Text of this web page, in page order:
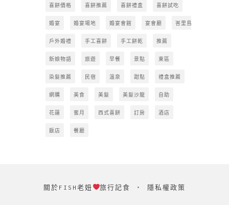
喜餅價格 喜餅推薦 喜餅禮盒 喜餅試吃
婚宴 婚宴場地 婚宴會館 宴會廳 峇里島
戶外婚禮 手工喜餅 手工餅乾 推薦
新娘物語 旅遊 早餐 景點 東區
染髮推薦 民宿 溫泉 甜點 禮盒推薦
網購 美食 美髮 美髮沙龍 自助
花蓮 蜜月 西式喜餅 訂房 酒店
飯店 餐廳
關於FISH老妞 旅行記食 ‧ 隱私權政策